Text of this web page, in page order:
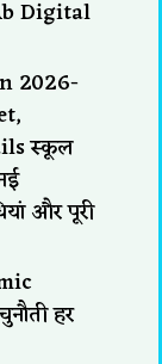
Digital
2026-
स्कूल
और पूरी
हर